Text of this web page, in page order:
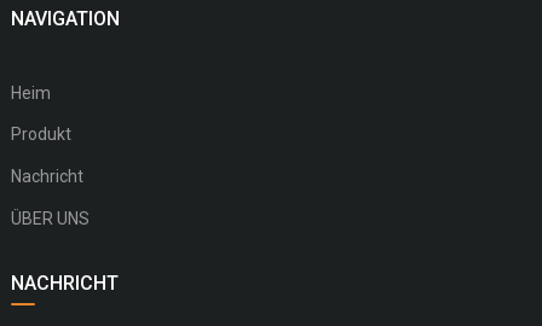
NAVIGATION
Heim
Produkt
Nachricht
ÜBER UNS
NACHRICHT